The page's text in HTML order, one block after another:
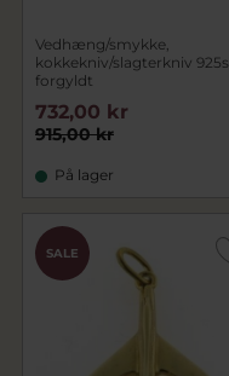
Vedhæng/smykke,
kokkekniv/slagterkniv 925s
forgyldt
915,00 kr
732,00 kr
På lager
SALE